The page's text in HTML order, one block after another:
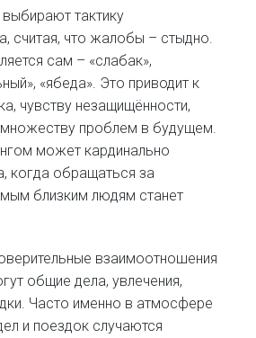
тактику
считая, что жалобы – стыдно.
сам – «слабак»,
«ябеда». Это приводит к
чувству незащищённости,
множеству проблем в будущем.
может кардинально
когда обращаться за
близким людям станет
взаимоотношения
общие дела, увлечения,
Часто именно в атмосфере
и поездок случаются